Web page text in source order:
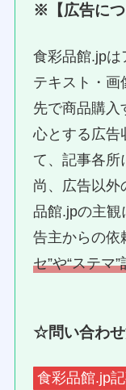
※【広告につ
食彩品館.jpは
テキスト・画
先で商品購入
心とする広告
て、記事各所
尚、広告以外
品館.jpの主
告主からの依
セ”や“ステマ
☆問い合わ
食彩品館.jp